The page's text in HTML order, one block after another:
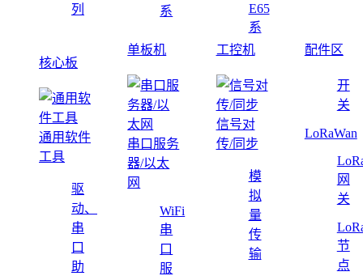
列
系
E65
系
核心板
单板机 工控机 配件区
通用软件
工具
驱
动、
串
口
助
串口服务
器/以太
网
WiFi
串
口
服
信号对
传/同步
模
拟
量
传
输
开
关
LoRaWan
网
关
节
点